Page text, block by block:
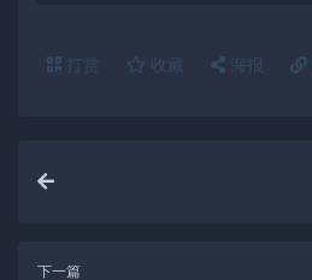
打赏 收藏 海报
下一篇